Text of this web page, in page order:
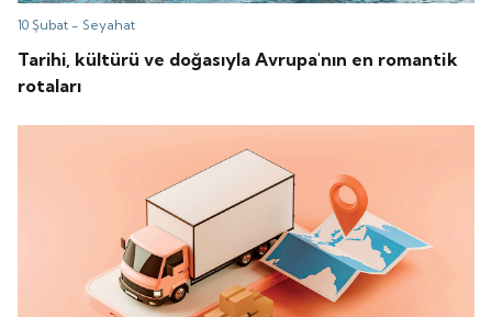
10 Şubat -Seyahat
Tarihi, kültürü ve doğasıyla Avrupa'nın en romantik
rotaları